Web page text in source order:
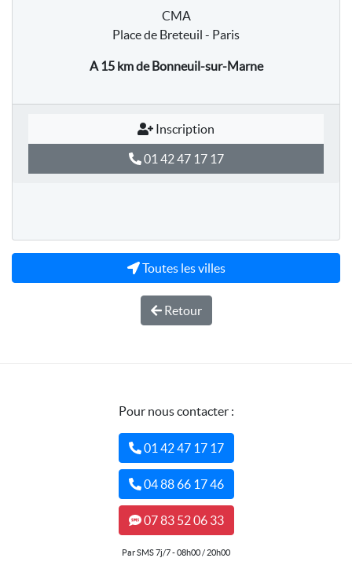
CMA
Place de Breteuil - Paris
A 15 kmde Bonneuil-sur-Marne
Inscription
01 42 47 17 17
Toutes les villes
Retour
Pour nous contacter :
01 42 47 17 17
04 88 66 17 46
07 83 52 06 33
Par SMS 7j/7 - 08h00 / 20h00